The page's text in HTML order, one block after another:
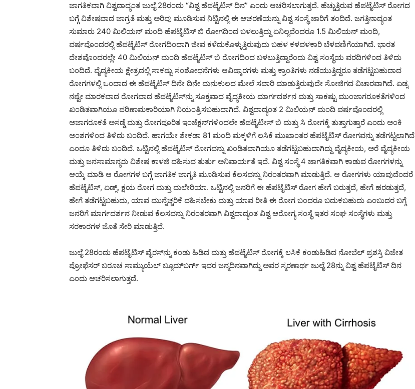
ಜಾಗತಿಕವಾಗಿ ವಿಶ್ವದಾದ್ಯಂತ ಜುಲೈ 28ರಂದು “ವಿಶ್ವ ಹೆಪಟೈಟಿಸ್ ದಿನ” ಎಂದು ಆಚರಿಸಲಾಗುತ್ತದೆ. ಹೆಚ್ಚುತ್ತಿರುವ ಹೆಪಟೈಟಿಸ್ ರೋಗದ
ಬಗ್ಗೆ ವಿಶೇಷವಾದ ಜಾಗ್ರತೆ ಮತ್ತು ಅರಿವು ಮೂಡಿಸುವ ನಿಟ್ಟಿನಲ್ಲಿ ಈ ಆಚರಣೆಯನ್ನು ವಿಶ್ವ ಸಂಸ್ಥೆ ಜಾರಿಗೆ ತಂದಿದೆ. ಜಗತ್ತಿನಾದ್ಯಂತ
ಸುಮಾರು 240 ಮಿಲಿಯನ್ ಮಂದಿ ಹೆಪಟೈಟಿಸ್ ಬಿ ರೋಗದಿಂದ ಬಳಲುತ್ತಿದ್ದು ಏನಿಲ್ಲವೆಂದರೂ 1.5 ಮಿಲಿಯನ್ ಮಂದಿ,
ವರ್ಷವೊಂದರಲ್ಲಿ ಹೆಪಟೈಟಿಸ್ ರೋಗದಿಂದಾಗಿ ಜೀವ ಕಳೆದುಕೊಳ್ಳುತ್ತಿರುವುದು ಬಹಳ ಕಳವಳಕಾರಿ ಬೆಳವಣಿಗೆಯಾಗಿದೆ. ಭಾರತ
ದೇಶವೊಂದರಲ್ಲೇ 40 ಮಿಲಿಯನ್ ಮಂದಿ ಹೆಪಟೈಟಿಸ್ ಬಿ ರೋಗದಿಂದ ಬಳಲುತ್ತಿದ್ದಾರೆಂದು ವಿಶ್ವ ಸಂಸ್ಥೆಯ ವರದಿಗಳಿಂದ ತಿಳಿದು
ಬಂದಿದೆ. ವೈದ್ಯಕೀಯ ಕ್ಷೇತ್ರದಲ್ಲಿ ಸಾಕಷ್ಟು ಸಂಶೋಧನೆಗಳು ಆವಿಷ್ಕಾರಗಳು ಮತ್ತು ಕ್ರಾಂತಿಗಳು ನಡೆಯುತ್ತಿದ್ದರೂ ತಡೆಗಟ್ಟಬಹುದಾದ
ರೋಗಗಳಲ್ಲಿ ಒಂದಾದ ಈ ಹೆಪಟೈಟಿಸ್ ದಿನೇ ದಿನೇ ಮನುಕುಲದ ಮೇಲೆ ಸವಾರಿ ಮಾಡುತ್ತಿರುವುದೇ ಸೋಜಿಗದ ವಿಚಾರವಾಗಿದೆ. ಏಡ್ಸ
ನಷ್ಟೇ ಮಾರಕವಾದ ರೋಗವಾದ ಹೆಪಟೈಟಿಸ್‍ನ್ನು ಸೂಕ್ತವಾದ ವೈದ್ಯಕೀಯ ಮಾರ್ಗದರ್ಶನ ಮತ್ತು ಸಾಕಷ್ಟು ಮುಂಜಾಗರೂಕತೆಗಳಿಂದ
ಖಂಡಿತವಾಗಿಯೂ ಪರಿಣಾಮಕಾರಿಯಾಗಿ ನಿಯಂತ್ರಿಸಬಹುದಾಗಿದೆ. ವಿಶ್ವದಾದ್ಯಂತ 2 ಮಿಲಿಯನ್ ಮಂದಿ ವರ್ಷವೊಂದರಲ್ಲಿ
ಅಜಾಗರೂಕತೆ ಅಸಡ್ಡೆ ಮತ್ತು ರೋಗಪೂರಿತ ಇಂಜೆಕ್ಷನ್‍ಗಳಿಂದಲೇ ಹೆಪಟೈಟೀಸ್ ಬಿ ಮತ್ತು ಸಿ ರೋಗಕ್ಕೆ ತುತ್ತಾಗುತ್ತಾರೆ ಎಂದು ಅಂಕಿ
ಅಂಶಗಳಿಂದ ತಿಳಿದು ಬಂದಿದೆ. ಹಾಗಯೇ ಶೇಕಡಾ 81 ಮಂದಿ ಮಕ್ಕಳಿಗೆ ಲಸಿಕೆ ಮುಖಾಂತರ ಹೆಪಟೈಟಿಸ್ ರೋಗವನ್ನು ತಡೆಗಟ್ಟಲಾಗಿದೆ
ಎಂದೂ ತಿಳಿದು ಬಂದಿದೆ. ಒಟ್ಟಿನಲ್ಲಿ ಹೆಪಟೈಟಿಸ್ ರೋಗವನ್ನು ಖಂಡಿತವಾಗಿಯೂ ತಡೆಗಟ್ಟಬಹುದಾಗಿದ್ದು ವೈದ್ಯಕೀಯ, ಅರೆ ವೈದ್ಯಕೀಯ
ಮತ್ತು ಜನಸಾಮಾನ್ಯರು ವಿಶೇಷ ಕಾಳಜಿ ವಹಿಸುವ ತುರ್ತು ಅನಿವಾರ್ಯತೆ ಇದೆ. ವಿಶ್ವ ಸಂಸ್ಥೆ 4 ಜಾಗತಿಕವಾಗಿ ಕಾಡುವ ರೋಗಗಳನ್ನು
ಆಯ್ಕೆ ಮಾಡಿ ಆ ರೋಗಗಳ ಬಗ್ಗೆ ಜಾಗತಿಕ ಜಾಗೃತಿ ಮೂಡಿಸುವ ಕೆಲಸವನ್ನು ನಿರಂತರವಾಗಿ ಮಾಡುತ್ತಿದೆ. ಆ ರೋಗಗಳು ಯಾವುದೆಂದರೆ
ಹೆಪಟೈಟಿಸ್, ಏಡ್ಸ್, ಕ್ಷಯ ರೋಗ ಮತ್ತು ಮಲೇರಿಯಾ. ಒಟ್ಟಿನಲ್ಲಿ ಜನರಿಗೆ ಈ ಹೆಪಟೈಟಿಸ್ ರೋಗ ಹೇಗೆ ಬರುತ್ತದೆ, ಹೇಗೆ ಹರಡುತ್ತದೆ,
ಹೇಗೆ ತಡೆಗಟ್ಟಬಹುದು, ಯಾವ ಮುನ್ನೆಚ್ಚರಿಕೆ ವಹಿಸಬೇಕು ಮತ್ತು ಯಾವ ರೀತಿ ಈ ರೋಗ ಬಂದರೂ ಬದುಕಬಹುದು ಎಂಬುದರ ಬಗ್ಗೆ
ಜನರಿಗೆ ಮಾರ್ಗದರ್ಶನ ನೀಡುವ ಕೆಲಸವನ್ನು ನಿರಂತರವಾಗಿ ವಿಶ್ವದಾದ್ಯಂತ ವಿಶ್ವ ಆರೋಗ್ಯ ಸಂಸ್ಥೆ ಇತರ ಸಂಘ ಸಂಸ್ಥೆಗಳು ಮತ್ತು
ಸರಕಾರಗಳ ಜೊತೆ ಸೇರಿ ಮಾಡುತ್ತಿದೆ.
ಜುಲೈ 28ರಂದು ಹೆಪಟೈಟಿಸ್ ವೈರಸ್‍ನ್ನು ಕಂಡು ಹಿಡಿದ ಮತ್ತು ಹೆಪಟೈಟಿಸ್ ರೋಗಕ್ಕೆ ಲಸಿಕೆ ಕಂಡುಹಿಡಿದ ನೋಬೆಲ್ ಪ್ರಶಸ್ತಿ ವಿಜೇತ
ಪ್ರೋಫೆಸರ್ ಬರೂಚ ಸಾಮ್ಯುಯೆಲ್ ಬ್ಲೂಮ್‍ಬರ್ಗ್ ಇವರ ಜನ್ಮದಿನವಾಗಿದ್ದು ಅವರ ಸ್ಮರಣಾರ್ಥ ಜುಲೈ 28ನ್ನು ವಿಶ್ವ ಹೆಪಟೈಟಿಸ್ ದಿನ
ಎಂದು ಆಚರಿಸಲಾಗುತ್ತದೆ.